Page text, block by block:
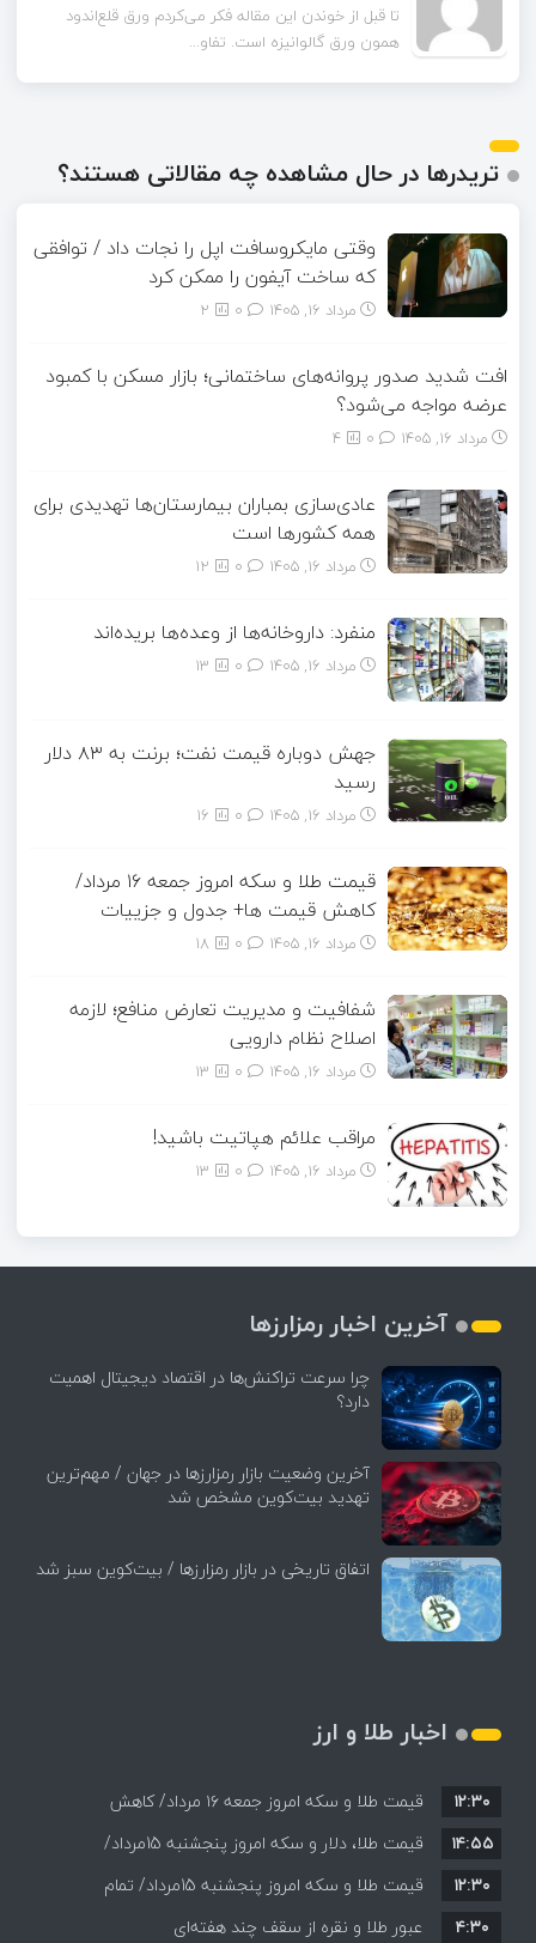
تا قبل از خوندن این مقاله فکر می‌کردم ورق قلع‌اندود
همون ورق گالوانیزه است. تفاو...
تریدرها در حال مشاهده چه مقالاتی هستند؟
وقتی مایکروسافت اپل را نجات داد / توافقی
که ساخت آیفون را ممکن کرد
مرداد ۱۶, ۱۴۰۵ 2
افت شدید صدور پروانه‌های ساختمانی؛ بازار مسکن با کمبود
عرضه مواجه می‌شود؟
مرداد ۱۶, ۱۴۰۵ 4
عادی‌سازی بمباران بیمارستان‌ها تهدیدی برای
همه کشورها است
مرداد ۱۶, ۱۴۰۵ 12
منفرد: داروخانه‌ها از وعده‌ها بریده‌اند
مرداد ۱۶, ۱۴۰۵ 13
جهش دوباره قیمت نفت؛ برنت به ۸۳ دلار
رسید
مرداد ۱۶, ۱۴۰۵ 16
قیمت طلا و سکه امروز جمعه ۱۶ مرداد/
کاهش قیمت ها+ جدول و جزییات
مرداد ۱۶, ۱۴۰۵ 18
شفافیت و مدیریت تعارض منافع؛ لازمه
اصلاح نظام دارویی
مرداد ۱۶, ۱۴۰۵ 13
مراقب علائم هپاتیت باشید!
مرداد ۱۶, ۱۴۰۵ 13
آخرین اخبار رمزارزها
چرا سرعت تراکنش‌ها در اقتصاد دیجیتال اهمیت
دارد؟
آخرین وضعیت بازار رمزارزها در جهان / مهم‌ترین
تهدید بیت‌کوین مشخص شد
اتفاق تاریخی در بازار رمزارزها / بیت‌کوین سبز شد
اخبار طلا و ارز
قیمت طلا و سکه امروز جمعه ۱۶ مرداد/ کاهش
قیمت ها+ جدول و جزییات
۱۲:۳۰
قیمت طلا، دلار و سکه امروز پنجشنبه 15مرداد/
افزایش قیمت ها + جدول
۱۴:۵۵
قیمت طلا و سکه امروز پنجشنبه 15مرداد/ تمام
قیمت ها بر مدار افزایش + جدول
۱۲:۳۰
عبور طلا و نقره از سقف چند هفته‌ای
۴:۳۰